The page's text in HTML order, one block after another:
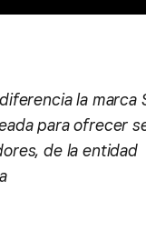
la marca
para ofrecer
de la entidad